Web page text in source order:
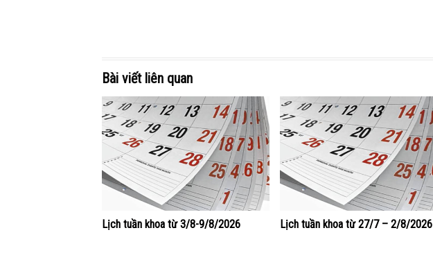
Bài viết liên quan
Lịch tuần khoa từ 3/8-9/8/2026 Lịch tuần khoa từ 27/7 – 2/8/2026